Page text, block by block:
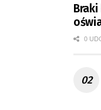
jest
0